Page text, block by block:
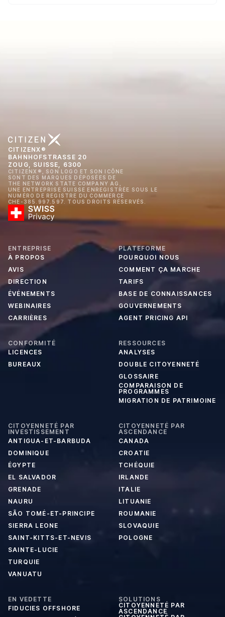
CITIZENX®
BAHNHOFSTRASSE 20
ZOUG, SUISSE, 6300
CITIZENX®, SON LOGO ET SON ICÔNE
SONT DES MARQUES DÉPOSÉES DE
THE NETWORK STATE COMPANY AG,
UNE ENTREPRISE SUISSE ENREGISTRÉE SOUS LE
NUMÉRO DE REGISTRE DU COMMERCE
CHE-385.997.597. TOUS DROITS RÉSERVÉS.
ENTREPRISE
À PROPOS
AVIS
DIRECTION
ÉVÉNEMENTS
WEBINAIRES
CARRIÈRES
PLATEFORME
POURQUOI NOUS
COMMENT ÇA MARCHE
TARIFS
BASE DE CONNAISSANCES
GOUVERNEMENTS
AGENT PRICING API
CONFORMITÉ
LICENCES
BUREAUX
RESSOURCES
ANALYSES
DOUBLE CITOYENNETÉ
GLOSSAIRE
COMPARAISON DE
PROGRAMMES
MIGRATION DE PATRIMOINE
CITOYENNETÉ PAR
INVESTISSEMENT
ANTIGUA-ET-BARBUDA
DOMINIQUE
ÉGYPTE
EL SALVADOR
GRENADE
NAURU
SÃO TOMÉ-ET-PRINCIPE
SIERRA LEONE
SAINT-KITTS-ET-NEVIS
SAINTE-LUCIE
TURQUIE
VANUATU
CITOYENNETÉ PAR
ASCENDANCE
CANADA
CROATIE
TCHÉQUIE
IRLANDE
ITALIE
LITUANIE
ROUMANIE
SLOVAQUIE
POLOGNE
EN VEDETTE
FIDUCIES OFFSHORE
SOLUTIONS
CITOYENNETÉ PAR
ASCENDANCE